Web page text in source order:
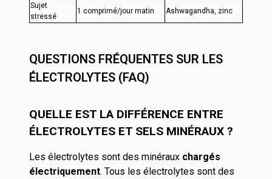
Sujet
stressé
1 comprimé/jour matin Ashwagandha, zinc
QUESTIONS FRÉQUENTES SUR LES
ÉLECTROLYTES (FAQ)
QUELLE EST LA DIFFÉRENCE ENTRE
ÉLECTROLYTES ET SELS MINÉRAUX ?
Les électrolytes sont des minéraux chargés
électriquement. Tous les électrolytes sont des